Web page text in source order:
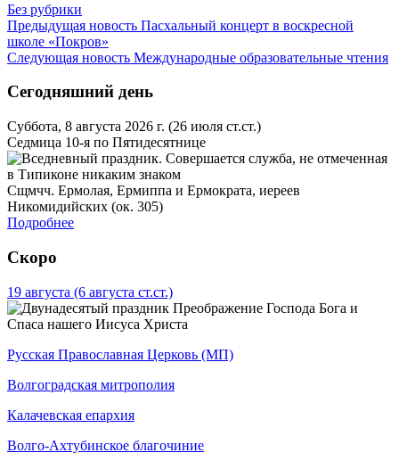
Без рубрики
Предыдущая новость Пасхальный концерт в воскресной
школе «Покров»
Следующая новость Международные образовательные чтения
Сегодняшний день
Суббота, 8 августа 2026 г. (26 июля ст.ст.)
Седмица 10-я по Пятидесятнице
Сщмчч. Ермолая, Ермиппа и Ермократа, иереев
Никомидийских (ок. 305)
Подробнее
Скоро
19 августа (6 августа ст.ст.)
Преображение Господа Бога и
Спаса нашего Иисуса Христа
Русская Православная Церковь (МП)
Волгоградская митрополия
Калачевская епархия
Волго-Ахтубинское благочиние